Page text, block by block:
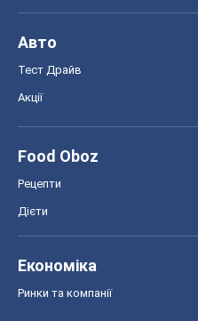
Авто
Тест Драйв
Акції
Food Oboz
Рецепти
Дієти
Економіка
Ринки та компанії